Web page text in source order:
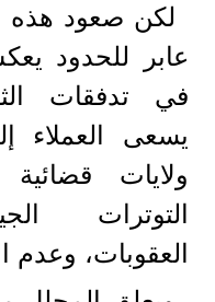
لكن صعود هذه
عابر للحدود
في تدفقات
يسعى العملاء
ولايات
التوترات
العقوبات، وعدم